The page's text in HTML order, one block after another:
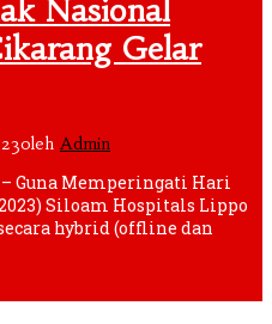
Nasional
Gelar
oleh Admin
Guna Memperingati Hari
Siloam Hospitals Lippo
hybrid (offline dan